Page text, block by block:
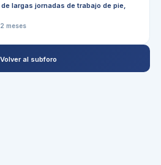
largas jornadas de trabajo de pie,
meses
al subforo